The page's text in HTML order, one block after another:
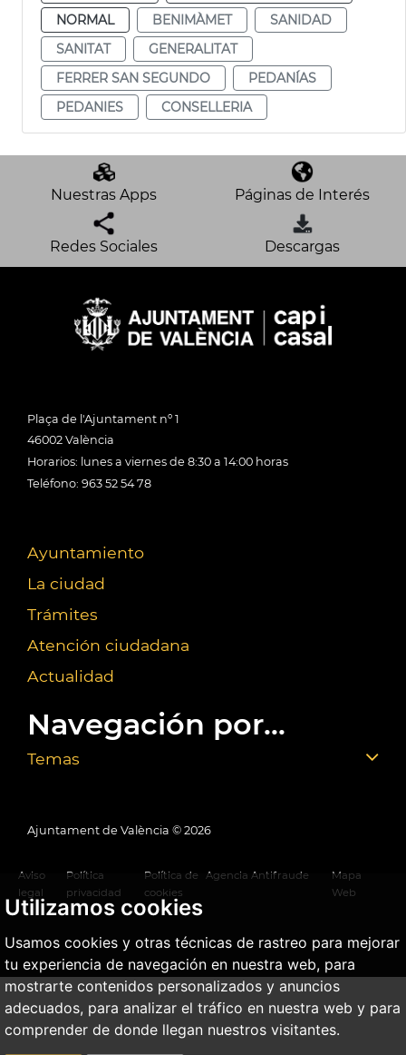
Utilizamos cookies
Usamos cookies y otras técnicas de rastreo para mejorar
tu experiencia de navegación en nuestra web, para
mostrarte contenidos personalizados y anuncios
adecuados, para analizar el tráfico en nuestra web y para
comprender de donde llegan nuestros visitantes.
NORMAL
BENIMÀMET
SANIDAD
SANITAT
GENERALITAT
FERRER SAN SEGUNDO
PEDANÍAS
PEDANIES
CONSELLERIA
Nuestras Apps Páginas de Interés
Redes Sociales Descargas
Plaça de l'Ajuntament nº 1
46002 València
Horarios: lunes a viernes de 8:30 a 14:00 horas
Teléfono: 963 52 54 78
Ayuntamiento
La ciudad
Trámites
Atención ciudadana
Actualidad
Navegación por...
Temas
Ajuntament de València © 2026
Aviso
legal
Política
privacidad
Política de
cookies
Agencia Antifraude
Mapa
Web